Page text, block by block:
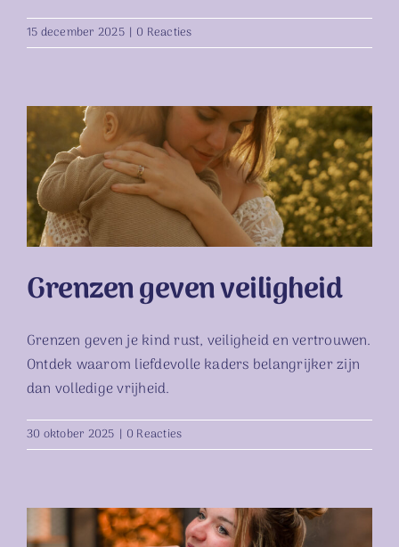
15 december 2025 | 0 Reacties
Grenzen geven veiligheid
Grenzen geven veiligheid
Grenzen geven je kind rust, veiligheid en vertrouwen.
Ontdek waarom liefdevolle kaders belangrijker zijn
dan volledige vrijheid.
30 oktober 2025 | 0 Reacties